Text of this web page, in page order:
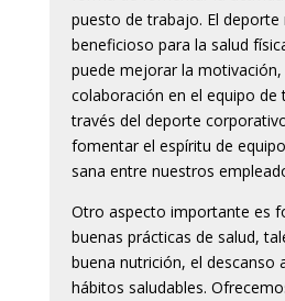
puesto de trabajo. El deporte
beneficioso para la salud
puede mejorar la motivación,
colaboración en el equipo de
través del deporte
fomentar el espíritu de
sana entre nuestros
Otro aspecto importante es
buenas prácticas de salud,
buena nutrición, el descanso
hábitos saludables.